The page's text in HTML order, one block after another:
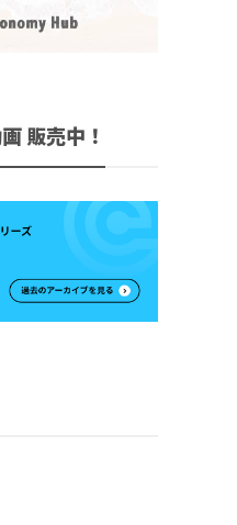
販売中！